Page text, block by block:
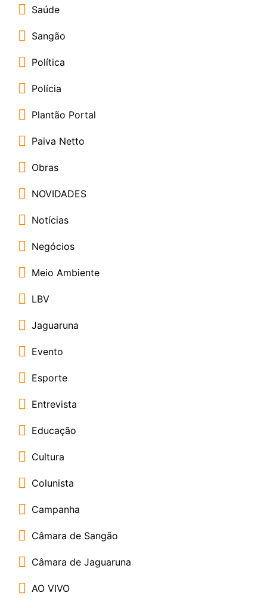
Saúde
Sangão
Política
Polícia
Plantão Portal
Paiva Netto
Obras
NOVIDADES
Notícias
Negócios
Meio Ambiente
LBV
Jaguaruna
Evento
Esporte
Entrevista
Educação
Cultura
Colunista
Campanha
Câmara de Sangão
Câmara de Jaguaruna
AO VIVO